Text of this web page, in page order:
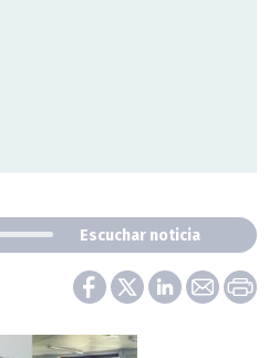
Escuchar noticia